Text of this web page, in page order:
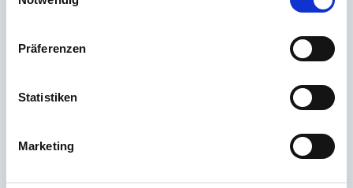
Präferenzen
Statistiken
Marketing
A leggyakrabban feltett kérdések